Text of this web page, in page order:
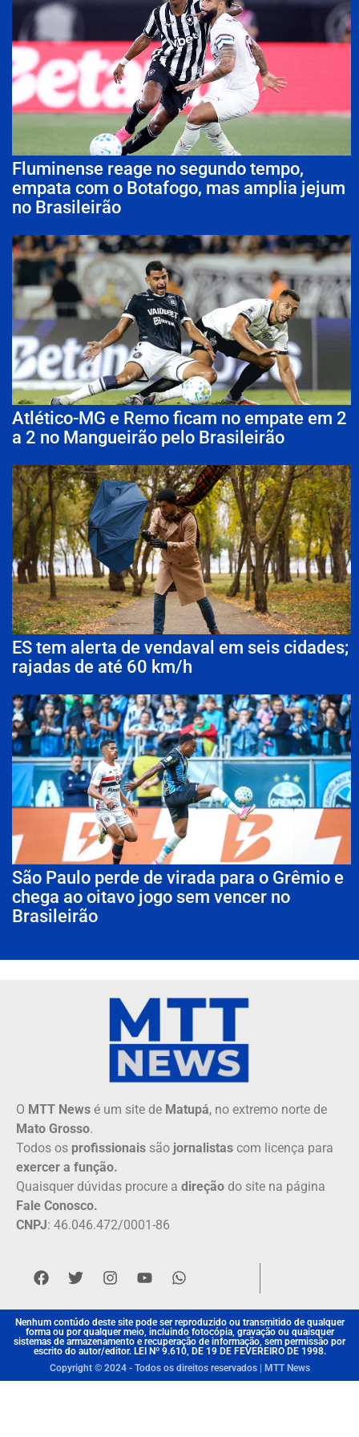
Fluminense reage no segundo tempo,
empata com o Botafogo, mas amplia jejum
no Brasileirão
Atlético-MG e Remo ficam no empate em 2
a 2 no Mangueirão pelo Brasileirão
ES tem alerta de vendaval em seis cidades;
rajadas de até 60 km/h
São Paulo perde de virada para o Grêmio e
chega ao oitavo jogo sem vencer no
Brasileirão
O MTT News é um site de Matupá, no extremo norte de
Mato Grosso.
Todos os profissionais são jornalistas com licença para
exercer a função.
Quaisquer dúvidas procure a direção do site na página
Fale Conosco.
CNPJ: 46.046.472/0001-86
Nenhum contúdo deste site pode ser reproduzido ou transmitido de qualquer
forma ou por qualquer meio, incluindo fotocópia, gravação ou quaisquer
sistemas de armazenamento e recuperação de informação, sem permissão por
escrito do autor/editor. LEI Nº 9.610, DE 19 DE FEVEREIRO DE 1998.
Copyright © 2024 - Todos os direitos reservados | MTT News